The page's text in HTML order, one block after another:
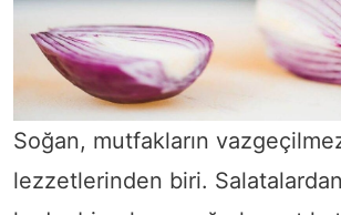
Soğan, mutfakların
lezzetlerinden biri.